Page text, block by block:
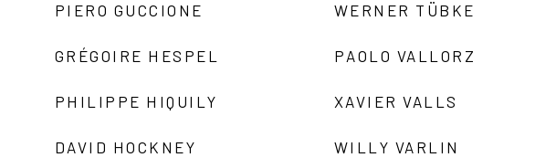
PIERO GUCCIONE
GRÉGOIRE HESPEL
PHILIPPE HIQUILY
DAVID HOCKNEY
WERNER TÜBKE
PAOLO VALLORZ
XAVIER VALLS
WILLY VARLIN